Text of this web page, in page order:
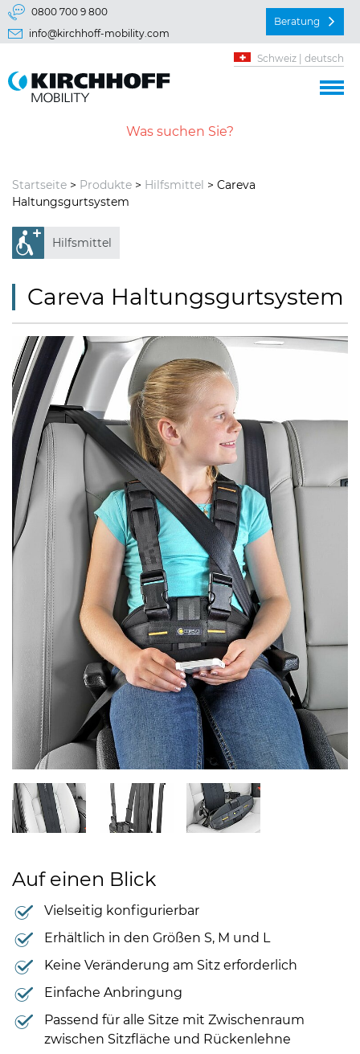
Springe direkt zu:
Hauptmenü
0800 700 9 800
info@kirchhoff-mobility.com
Beratung
Schweiz | deutsch
Startseite > Produkte > Hilfsmittel > Careva
Haltungsgurtsystem
Hilfsmittel
Careva Haltungsgurtsystem
Auf einen Blick
Vielseitig konfigurierbar
Erhältlich in den Größen S, M und L
Keine Veränderung am Sitz erforderlich
Einfache Anbringung
Passend für alle Sitze mit Zwischenraum
zwischen Sitzfläche und Rückenlehne